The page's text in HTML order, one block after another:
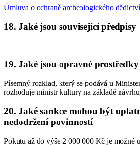
Úmluva o ochraně archeologického
18. Jaké jsou související předpisy
19. Jaké jsou opravné
Písemný rozklad, který se podává u
rozhoduje ministr kultury na základě
20. Jaké sankce mohou být
nedodržení povinností
Pokutu až do výše 2 000 000 Kč je možné